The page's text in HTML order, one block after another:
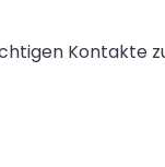
Kontakte